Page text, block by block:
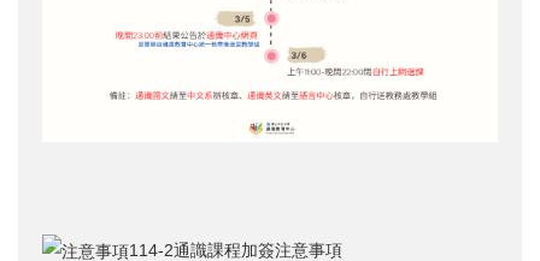
114-2通識課程加簽注意事項